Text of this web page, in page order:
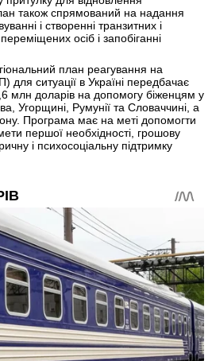
також спрямований на надання
і створенні транзитних і
осіб і запобіганні
план реагування на
для ситуації в Україні передбачає
млн доларів на допомогу біженцям у
Угорщині, Румунії та Словаччині, а
Програма має на меті допомогти
першої необхідності, грошову
і психосоціальну підтримку